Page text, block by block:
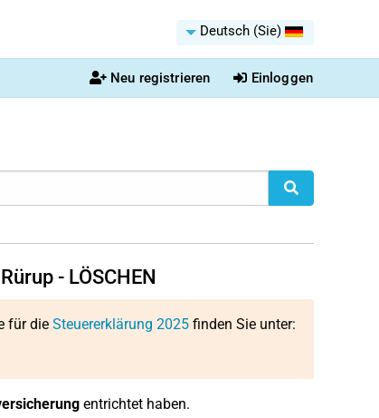
Deutsch (Sie)
Neu registrieren Einloggen
- LÖSCHEN
für die Steuererklärung 2025finden Sie unter:
entrichtet haben.